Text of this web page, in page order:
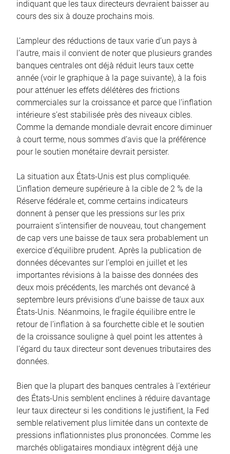
indiquant que les taux directeurs devraient baisser au
cours des six à douze prochains mois.
L’ampleur des réductions de taux varie d’un pays à
l’autre, mais il convient de noter que plusieurs grandes
banques centrales ont déjà réduit leurs taux cette
année (voir le graphique à la page suivante), à la fois
pour atténuer les effets délétères des frictions
commerciales sur la croissance et parce que l’inflation
intérieure s’est stabilisée près des niveaux cibles.
Comme la demande mondiale devrait encore diminuer
à court terme, nous sommes d’avis que la préférence
pour le soutien monétaire devrait persister.
La situation aux États-Unis est plus compliquée.
L’inflation demeure supérieure à la cible de 2 % de la
Réserve fédérale et, comme certains indicateurs
donnent à penser que les pressions sur les prix
pourraient s’intensifier de nouveau, tout changement
de cap vers une baisse de taux sera probablement un
exercice d’équilibre prudent. Après la publication de
données décevantes sur l’emploi en juillet et les
importantes révisions à la baisse des données des
deux mois précédents, les marchés ont devancé à
septembre leurs prévisions d’une baisse de taux aux
États-Unis. Néanmoins, le fragile équilibre entre le
retour de l’inflation à sa fourchette cible et le soutien
de la croissance souligne à quel point les attentes à
l’égard du taux directeur sont devenues tributaires des
données.
Bien que la plupart des banques centrales à l’extérieur
des États-Unis semblent enclines à réduire davantage
leur taux directeur si les conditions le justifient, la Fed
semble relativement plus limitée dans un contexte de
pressions inflationnistes plus prononcées. Comme les
marchés obligataires mondiaux intègrent déjà une